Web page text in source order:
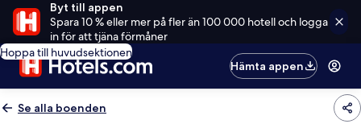
Byt till appen
Spara 10 % eller mer på fler än 100 000 hotell och logga
in för att tjäna förmåner
Hoppa till huvudsektionen
Hämta appen
Se alla boenden